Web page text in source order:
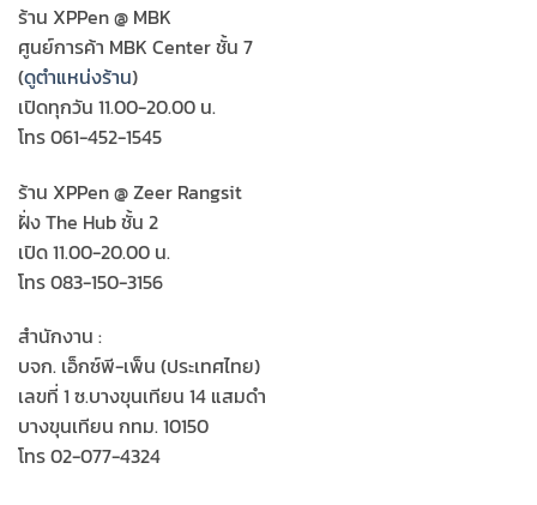
ร้าน XPPen @ MBK
ศูนย์การค้า MBK Center ชั้น 7
(ดูตำแหน่งร้าน)
เปิดทุกวัน 11.00-20.00 น.
โทร 061-452-1545
ร้าน XPPen @ Zeer Rangsit
ฝั่ง The Hub ชั้น 2
เปิด 11.00-20.00 น.
โทร 083-150-3156
สำนักงาน :
บจก. เอ็กซ์พี-เพ็น (ประเทศไทย)
เลขที่ 1 ซ.บางขุนเทียน 14 แสมดำ
บางขุนเทียน กทม. 10150
โทร 02-077-4324